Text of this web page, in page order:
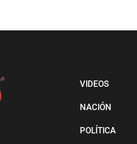
VIDEOS
NACIÓN
POLÍTICA